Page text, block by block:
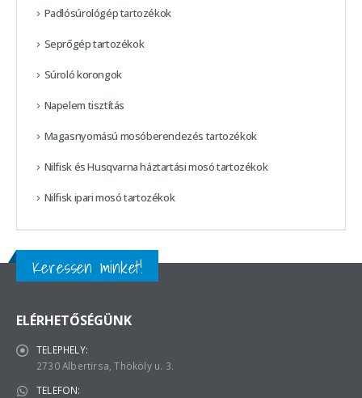
Padlósúrológép tartozékok
Seprőgép tartozékok
Súroló korongok
Napelem tisztítás
Magasnyomású mosóberendezés tartozékok
Nilfisk és Husqvarna háztartási mosó tartozékok
Nilfisk ipari mosó tartozékok
Keressen minket!
ELÉRHETŐSÉGÜNK
TELEPHELY:
2730 Albertirsa, Thököly u. 3.
TELEFON: